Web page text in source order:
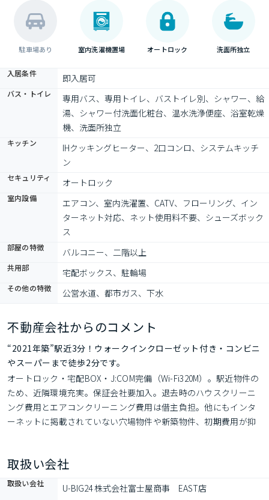
駐車場あり 室内洗濯機置場 オートロック 洗面所独立
入居条件 即入居可
バス・トイレ
専用バス、専用トイレ、バストイレ別、シャワー、給
湯、シャワー付洗面化粧台、温水洗浄便座、浴室乾燥
機、洗面所独立
キッチン
IHクッキングヒーター、2口コンロ、システムキッチ
ン
セキュリティ オートロック
室内設備
エアコン、室内洗濯置、CATV、フローリング、イン
ターネット対応、ネット使用料不要、シューズボック
ス
部屋の特徴 バルコニー、二階以上
共用部 宅配ボックス、駐輪場
その他の特徴 公営水道、都市ガス、下水
不動産会社からのコメント
“2021年築”駅近3分！ウォークインクローゼット付き・コンビニ
やスーパーまで徒歩2分です。
オートロック・宅配BOX・J:COM完備（Wi-Fi320M）。駅近物件の
ため、近隣環境充実。保証会社要加入。退去時のハウスクリーニ
ング費用とエアコンクリーニング費用は借主負担。他にもインタ
ーネットに掲載されていない穴場物件や新築物件、初期費用が抑
取扱い会社
取扱い会社 U-BIG24 株式会社富士屋商事　EAST店